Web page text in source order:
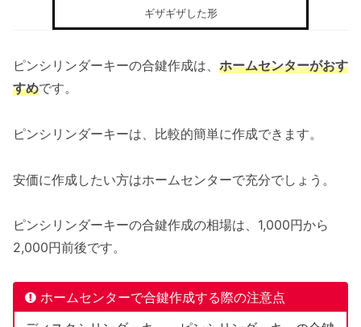
ギザギザした形
ピンシリンダーキーの合鍵作成は、 ホームセンターがおす
すめです。
ピンシリンダーキーは、比較的簡単に作成できます。
安価に作成したい方はホームセンターで充分でしょう。
ピンシリンダーキーの合鍵作成の相場は、1,000円から
2,000円前後です。
ホームセンターで合鍵作成する際の注意点